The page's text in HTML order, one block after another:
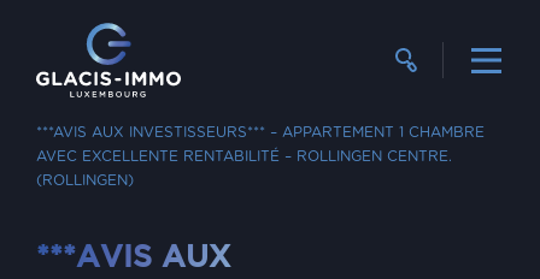
***AVIS AUX INVESTISSEURS*** – APPARTEMENT 1 CHAMBRE
AVEC EXCELLENTE RENTABILITÉ – ROLLINGEN CENTRE.
(ROLLINGEN)
***AVIS AUX